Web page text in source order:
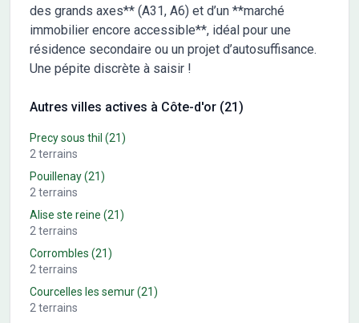
des grands axes** (A31, A6) et d’un **marché
immobilier encore accessible**, idéal pour une
résidence secondaire ou un projet d’autosuffisance.
Une pépite discrète à saisir !
Autres villes actives à Côte-d'or (21)
Precy sous thil (21)
2 terrains
Pouillenay(21)
2 terrains
Alise ste reine (21)
2 terrains
Corrombles (21)
2 terrains
Courcelles les semur(21)
2 terrains